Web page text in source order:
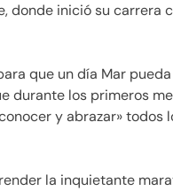
donde inició su carrera
que un día Mar
durante los primeros
y abrazar»
la inquietante